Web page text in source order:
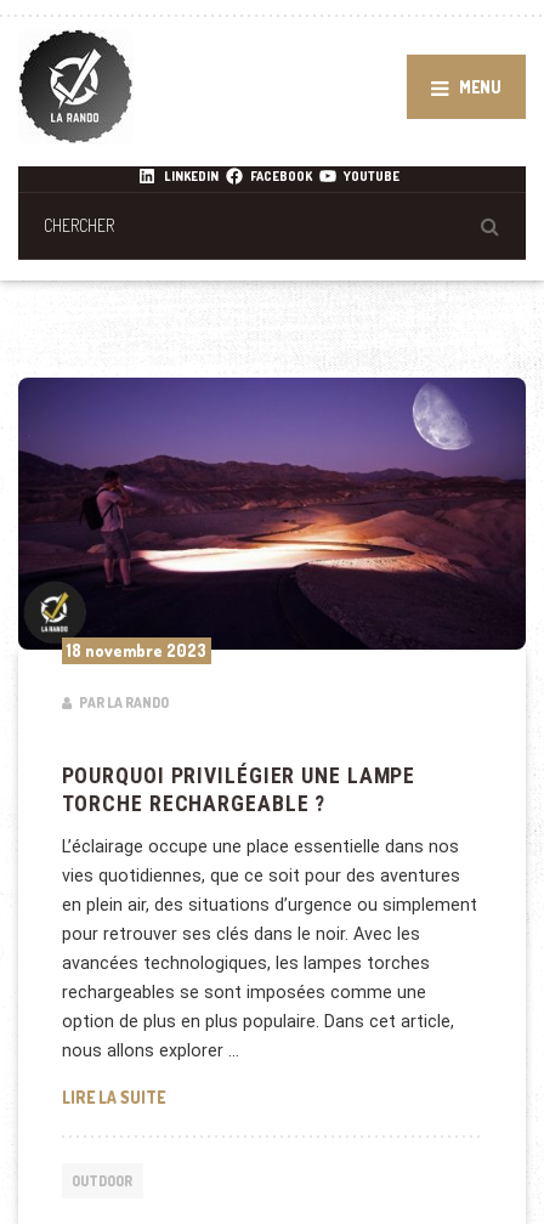
MENU
LINKEDIN FACEBOOK YOUTUBE
18 novembre 2023
PAR LA RANDO
POURQUOI PRIVILÉGIER UNE LAMPE
TORCHE RECHARGEABLE ?
L’éclairage occupe une place essentielle dans nos
vies quotidiennes, que ce soit pour des aventures
en plein air, des situations d’urgence ou simplement
pour retrouver ses clés dans le noir. Avec les
avancées technologiques, les lampes torches
rechargeables se sont imposées comme une
option de plus en plus populaire. Dans cet article,
nous allons explorer …
LIRE LA SUITEPOURQUOI PRIVILÉGIER UNE LAMPE TORCHE
OUTDOOR